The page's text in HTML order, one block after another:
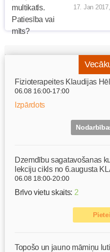
17. Jan
Fizioterapeites Klaudijas
06.08 16:00-17:00
Izpārdots
Dzemdību sagatavošanas
lekciju cikls no 6.augusta
06.08 18:00-20:00
Brīvo vietu skaits: 2
Topošo un jauno māmiņu